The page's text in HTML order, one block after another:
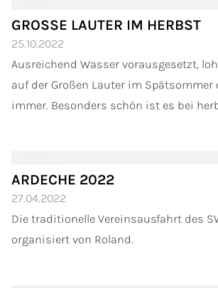
GROSSE LAUTER IM HERBST
25.10.2022
Ausreichend Wasser vorausgesetzt,
auf der Großen Lauter im Spätsommer
immer. Besonders schön ist es bei
ARDECHE 2022
27.04.2022
Die traditionelle Vereinsausfahrt des
organisiert von Roland.